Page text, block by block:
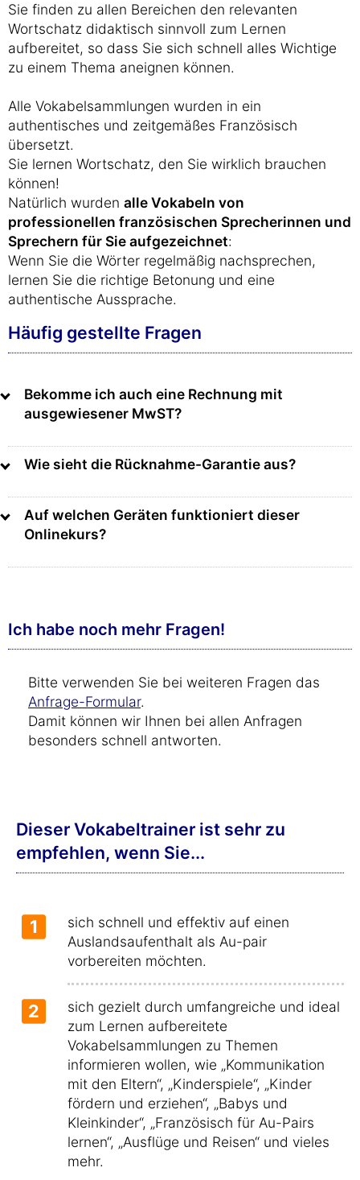
Sie finden zu allen Bereichen den relevanten
Wortschatz didaktisch sinnvoll zum Lernen
aufbereitet, so dass Sie sich schnell alles Wichtige
zu einem Thema aneignen können.
Alle Vokabelsammlungen wurden in ein
authentisches und zeitgemäßes Französisch
übersetzt.
Sie lernen Wortschatz, den Sie wirklich brauchen
können!
Natürlich wurden alle Vokabeln von
professionellen französischen Sprecherinnen und
Sprechern für Sie aufgezeichnet:
Wenn Sie die Wörter regelmäßig nachsprechen,
lernen Sie die richtige Betonung und eine
authentische Aussprache.
Häufig gestellte Fragen
Bekomme ich auch eine Rechnung mit
ausgewiesener MwST?
Wie sieht die Rücknahme-Garantie aus?
Auf welchen Geräten funktioniert dieser
Onlinekurs?
Ich habe noch mehr Fragen!
Bitte verwenden Sie bei weiteren Fragen das
Anfrage-Formular.
Damit können wir Ihnen bei allen Anfragen
besonders schnell antworten.
Dieser Vokabeltrainer ist sehr zu
empfehlen, wenn Sie...
1
sich schnell und effektiv auf einen
Auslandsaufenthalt als Au-pair
vorbereiten möchten.
2
sich gezielt durch umfangreiche und ideal
zum Lernen aufbereitete
Vokabelsammlungen zu Themen
informieren wollen, wie „Kommunikation
mit den Eltern“, „Kinderspiele“, „Kinder
fördern und erziehen“, „Babys und
Kleinkinder“, „Französisch für Au-Pairs
lernen“, „Ausflüge und Reisen“ und vieles
mehr.